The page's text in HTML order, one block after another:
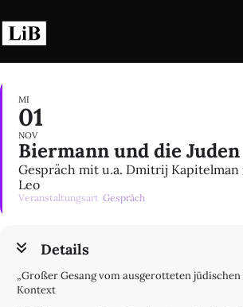
Inhalt
springen
MI
01
NOV
Biermann und die Juden
Gespräch mit u.a. Dmitrij
Leo
Veranstaltungsart Gespräch
Details
„Großer Gesang vom ausgerotteten jüdischen
Kontext